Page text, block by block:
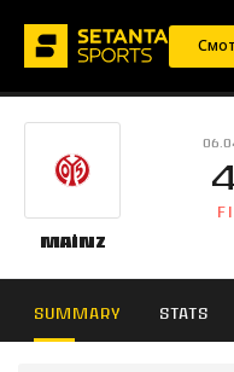
Mainz
SUMMARY STATS